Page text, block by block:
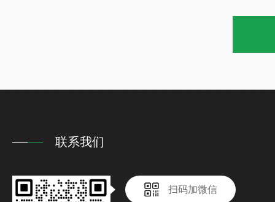
联系我们
扫码加微信